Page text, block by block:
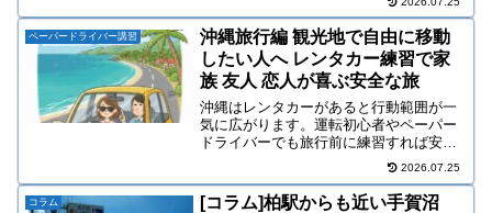
出口の不安を安全側で潰します。
ペーパードライバー講習
沖縄旅行編 観光地で自由に移動
したい人へ レンタカー練習で家
族 友人 恋人が喜ぶ安全な旅
沖縄はレンタカーがあると行動範囲が一
気に広がります。運転初心者やペーパー
ドライバーでも旅行前に練習すれば安
心。沖縄特有の渋滞やバスレーン 雨や台
風対策を押さえて安全に楽しむコツをま
とめました。
2026.07.25
コラム
[コラム]柏駅からも近い手賀沼